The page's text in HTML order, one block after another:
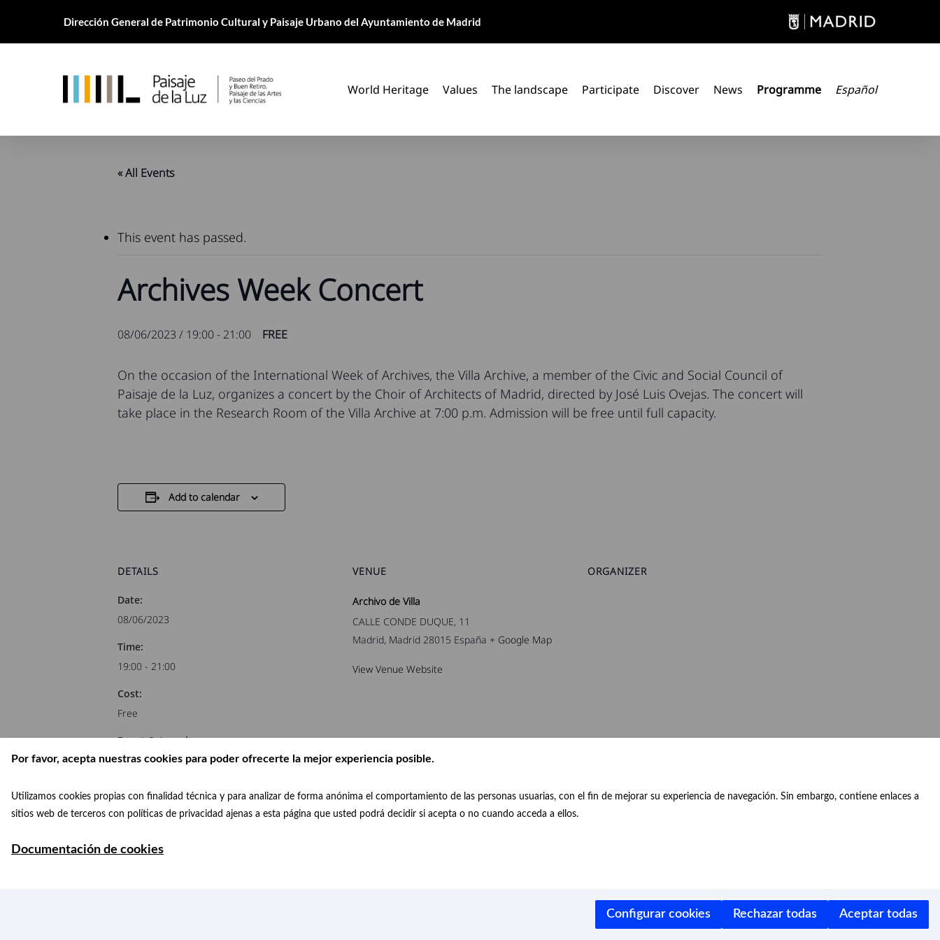
Por favor, acepta nuestras cookies para poder ofrecerte la mejor experiencia posible.
Utilizamos cookies propias con finalidad técnica y para analizar de forma anónima el comportamiento de las personas usuarias, con el fin de mejorar su experiencia de navegación. Sin embargo, contiene enlaces a
sitios web de terceros con políticas de privacidad ajenas a esta página que usted podrá decidir si acepta o no cuando acceda a ellos.
Documentación de cookies
Configurar cookies Rechazar todas Aceptar todas
main
Dirección General de Patrimonio Cultural y Paisaje Urbano del Ayuntamiento de Madrid
World Heritage Values The landscape Participate Discover News Programme Español
« All Events
This event has passed.
Archives Week Concert
08/06/2023 / 19:00- 21:00 FREE
On the occasion of the International Week of Archives, the Villa Archive, a member of the Civic and Social Council of
Paisaje de la Luz, organizes a concert by the Choir of Architects of Madrid, directed by José Luis Ovejas. The concert will
take place in the Research Room of the Villa Archive at 7:00 p.m. Admission will be free until full capacity.
Add to calendar
DETAILS
Date:
08/06/2023
Time:
19:00 - 21:00
Cost:
Free
Event Categories:
Concerts,Conciertos
VENUE
Archivo de Villa
CALLE CONDE DUQUE, 11
Madrid, Madrid 28015 España + Google Map
View Venue Website
ORGANIZER
Artistic representation “Fears”. World
Conference: “Other perspectives on the Paseo del Prado and the Buen Retiro,
Facebook Twitter Instagram Youtube